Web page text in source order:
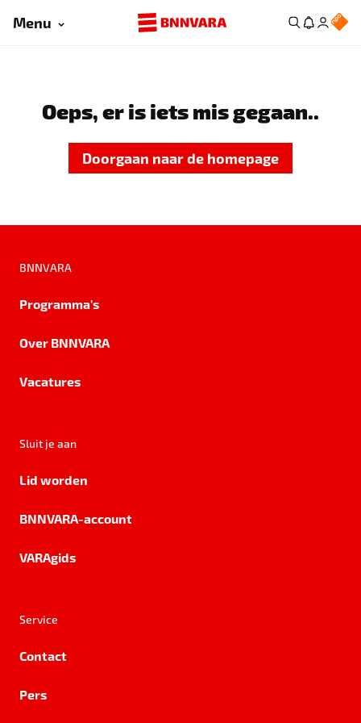
Menu
Oeps, er is iets mis gegaan..
Doorgaan naar de homepage
BNNVARA
Programma's
Over BNNVARA
Vacatures
Sluit je aan
Lid worden
BNNVARA-account
VARAgids
Service
Contact
Pers